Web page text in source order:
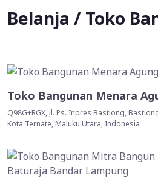
Belanja / Toko
Toko Bangunan Menara
Q98G+RGX, Jl. Ps. Inpres Bastiong,
Kota Ternate, Maluku Utara, Indonesia